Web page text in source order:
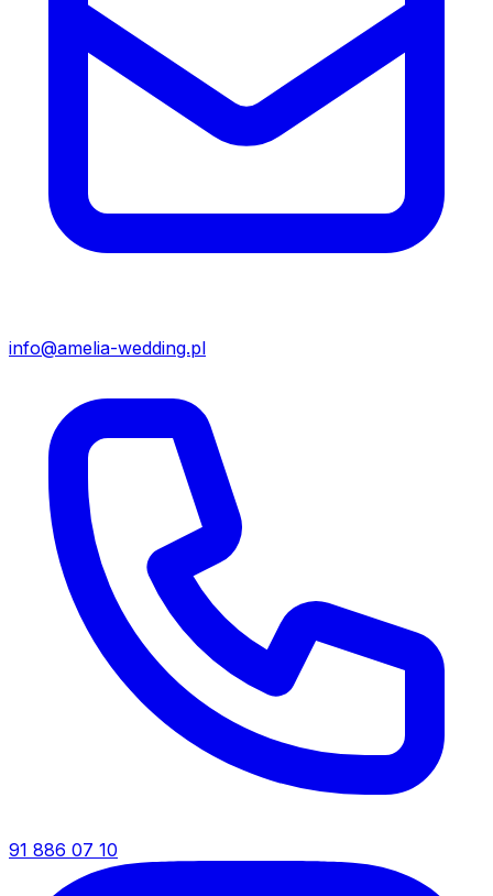
info@amelia-wedding.pl
91 886 07 10